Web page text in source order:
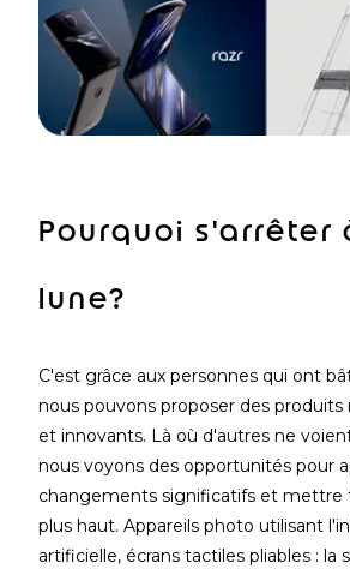
Pourquoi s'arrêter
lune?
C'est grâce aux personnes qui ont
nous pouvons proposer des produits
et innovants. Là où d'autres ne
nous voyons des opportunités pour
changements significatifs et mettre
plus haut. Appareils photo utilisant
artificielle, écrans tactiles pliables : la